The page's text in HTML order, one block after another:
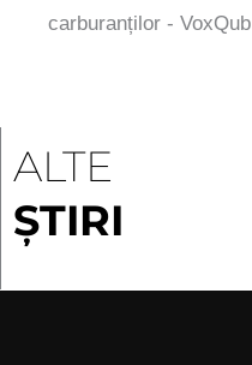
carburanților - VoxQub
ALTE
ȘTIRI